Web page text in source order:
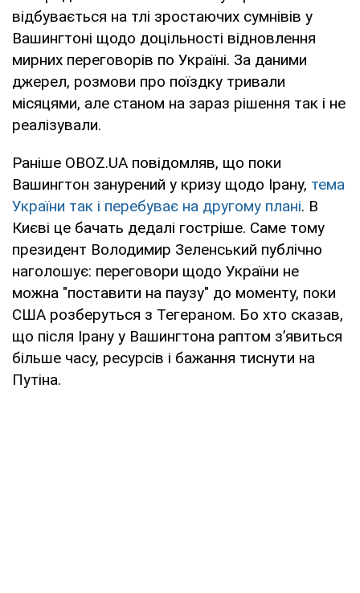
відбувається на тлі зростаючих сумнівів у
Вашингтоні щодо доцільності відновлення
мирних переговорів по Україні. За даними
джерел, розмови про поїздку тривали
місяцями, але станом на зараз рішення так і не
реалізували.
Раніше OBOZ.UA повідомляв, що поки
Вашингтон занурений у кризу щодо Ірану, тема
України так і перебуває на другому плані. В
Києві це бачать дедалі гостріше. Саме тому
президент Володимир Зеленський публічно
наголошує: переговори щодо України не
можна "поставити на паузу" до моменту, поки
США розберуться з Тегераном. Бо хто сказав,
що після Ірану у Вашингтона раптом з’явиться
більше часу, ресурсів і бажання тиснути на
Путіна.